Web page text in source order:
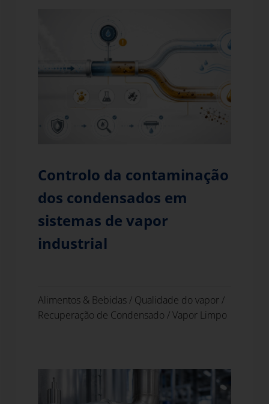
Controlo da contaminação
dos condensados em
sistemas de vapor
industrial
Alimentos & Bebidas/ Qualidade do vapor/
Recuperação de Condensado /Vapor Limpo